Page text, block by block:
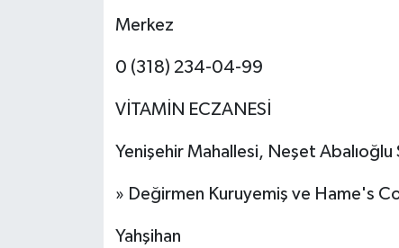
Merkez
0 (318) 234-04-99
VİTAMİN ECZANESİ
Yenişehir Mahallesi, Neşet Abalıoğlu
» Değirmen Kuruyemiş ve Hame's
Yahşihan